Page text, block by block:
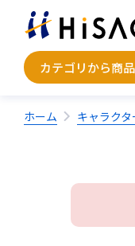
カテゴリから商
カテゴリから商
ホーム キャラク